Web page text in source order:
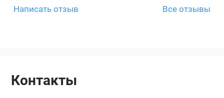
Написать отзыв Все отзывы
Контакты